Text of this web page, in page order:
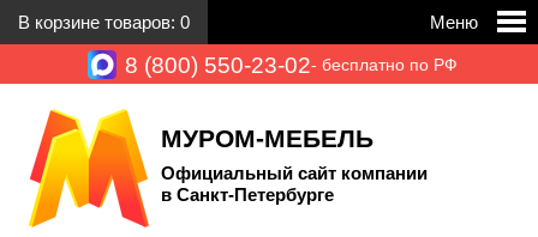
В корзине товаров: 0 Меню
8 (800) 550-23-02- бесплатно по РФ
МУРОМ-МЕБЕЛЬ
Официальный сайт компании
в Санкт-Петербурге